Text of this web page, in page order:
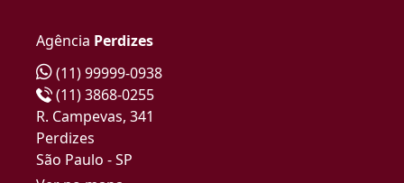
Agência Perdizes
(11) 99999-0938
(11) 3868-0255
R. Campevas, 341
Perdizes
São Paulo - SP